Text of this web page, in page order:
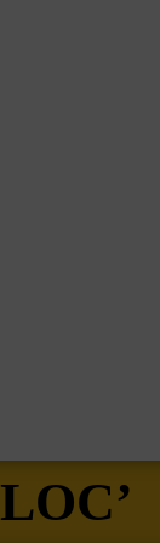
LOC’